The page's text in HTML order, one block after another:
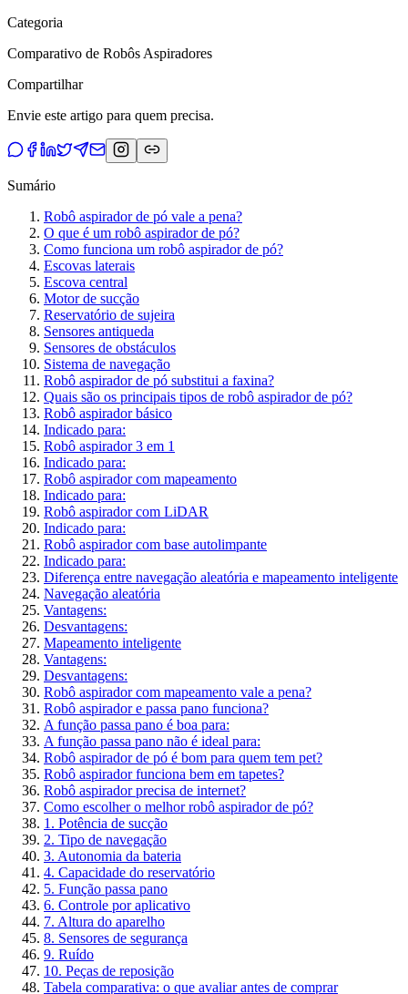
Categoria
Comparativo de Robôs Aspiradores
Compartilhar
Envie este artigo para quem precisa.
Sumário
Robô aspirador de pó vale a pena?
O que é um robô aspirador de pó?
Como funciona um robô aspirador de pó?
Escovas laterais
Escova central
Motor de sucção
Reservatório de sujeira
Sensores antiqueda
Sensores de obstáculos
Sistema de navegação
Robô aspirador de pó substitui a faxina?
Quais são os principais tipos de robô aspirador de pó?
Robô aspirador básico
Indicado para:
Robô aspirador 3 em 1
Indicado para:
Robô aspirador com mapeamento
Indicado para:
Robô aspirador com LiDAR
Indicado para:
Robô aspirador com base autolimpante
Indicado para:
Diferença entre navegação aleatória e mapeamento inteligente
Navegação aleatória
Vantagens:
Desvantagens:
Mapeamento inteligente
Vantagens:
Desvantagens:
Robô aspirador com mapeamento vale a pena?
Robô aspirador e passa pano funciona?
A função passa pano é boa para:
A função passa pano não é ideal para:
Robô aspirador de pó é bom para quem tem pet?
Robô aspirador funciona bem em tapetes?
Robô aspirador precisa de internet?
Como escolher o melhor robô aspirador de pó?
1. Potência de sucção
2. Tipo de navegação
3. Autonomia da bateria
4. Capacidade do reservatório
5. Função passa pano
6. Controle por aplicativo
7. Altura do aparelho
8. Sensores de segurança
9. Ruído
10. Peças de reposição
Tabela comparativa: o que avaliar antes de comprar